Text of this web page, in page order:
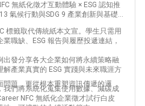
無紙化徵才互動體驗 × ESG 認知推
氣候行動與SDG 9 產業創新與基礎設
標籤取代傳統紙本文宣。學生只需用
職缺、ESG 報告與履歷投遞連結，
發分享各大企業如何將永續策略融
產業真實的 ESG 實踐與未來職涯方
們將系統化蒐集使用數據、減碳成
NFC 無紙化企業徵才試行白皮
題，更從根本重塑資訊傳遞的邏